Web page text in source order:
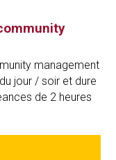
management
jour / soir et dure
de 2 heures